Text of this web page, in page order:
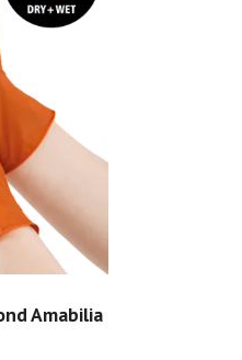
Amabilia